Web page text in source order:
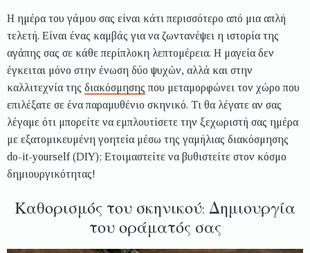
Η ημέρα του γάμου σας είναι κάτι περισσότερο από μια απλή
τελετή. Είναι ένας καμβάς για να ζωντανέψει η ιστορία της
αγάπης σας σε κάθε περίπλοκη λεπτομέρεια. Η μαγεία δεν
έγκειται μόνο στην ένωση δύο ψυχών, αλλά και στην
καλλιτεχνία της διακόσμησης που μεταμορφώνει τον χώρο που
επιλέξατε σε ένα παραμυθένιο σκηνικό. Τι θα λέγατε αν σας
λέγαμε ότι μπορείτε να εμπλουτίσετε την ξεχωριστή σας ημέρα
με εξατομικευμένη γοητεία μέσω της γαμήλιας διακόσμησης
do-it-yourself (DIY); Ετοιμαστείτε να βυθιστείτε στον κόσμο
δημιουργικότητας!
Καθορισμός του σκηνικού: Δημιουργία
του οράματός σας